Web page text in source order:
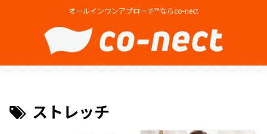
オールインワンアプローチ™ならco-nect
ストレッチ